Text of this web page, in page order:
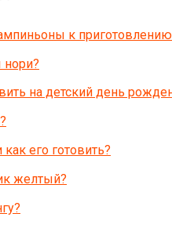
к
нори?
на детский день
его готовить?
желтый?